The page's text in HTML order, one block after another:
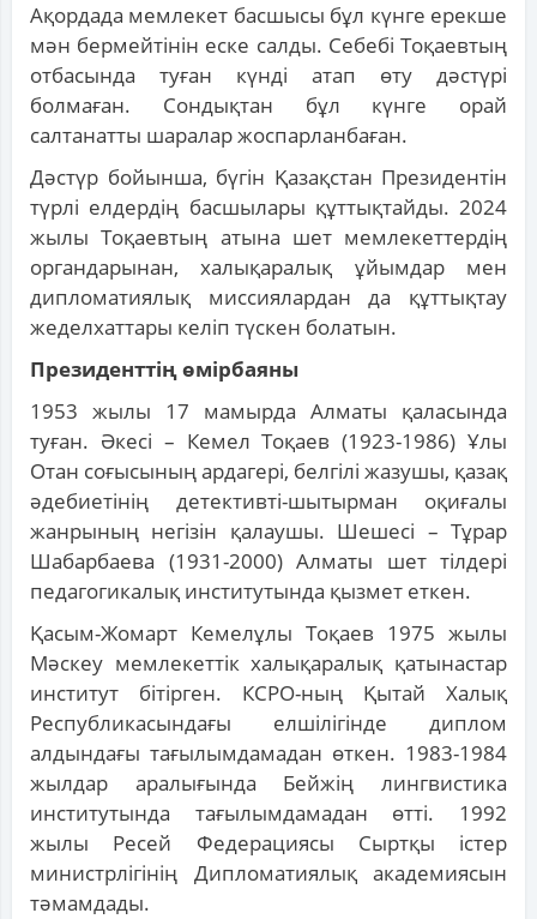
Ақордада мемлекет басшысы бұл күнге ерекше
мән бермейтінін еске салды. Себебі Тоқаевтың
отбасында туған күнді атап өту дәстүрі
болмаған. Сондықтан бұл күнге орай
салтанатты шаралар жоспарланбаған.
Дәстүр бойынша, бүгін Қазақстан Президентін
түрлі елдердің басшылары құттықтайды. 2024
жылы Тоқаевтың атына шет мемлекеттердің
органдарынан, халықаралық ұйымдар мен
дипломатиялық миссиялардан да құттықтау
жеделхаттары келіп түскен болатын.
Президенттің өмірбаяны
1953 жылы 17 мамырда Алматы қаласында
туған. Әкесі – Кемел Тоқаев (1923-1986) Ұлы
Отан соғысының ардагері, белгілі жазушы, қазақ
әдебиетінің детективті-шытырман оқиғалы
жанрының негізін қалаушы. Шешесі – Тұрар
Шабарбаева (1931-2000) Алматы шет тілдері
педагогикалық институтында қызмет еткен.
Қасым-Жомарт Кемелұлы Тоқаев 1975 жылы
Мәскеу мемлекеттік халықаралық қатынастар
институт бітірген. КСРО-ның Қытай Халық
Республикасындағы елшілігінде диплом
алдындағы тағылымдамадан өткен. 1983-1984
жылдар аралығында Бейжің лингвистика
институтында тағылымдамадан өтті. 1992
жылы Ресей Федерациясы Сыртқы істер
министрлігінің Дипломатиялық академиясын
тәмамдады.